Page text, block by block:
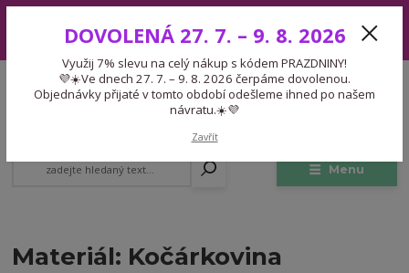
7. – 9. 8. 2026 čerpáme dovolenou. Objednávky přijaté v tomto období
odešleme ihned po našem návratu.☀️💜
Menu
CZK
Expedice 775 866 913
Po-Čt 9-15:30 Pá 9-14:30 Pauza 13-13:45
Materiál: Kočárkovina
DOVOLENÁ 27. 7. – 9. 8. 2026
Využij 7% slevu na celý nákup s kódem PRAZDNINY!
💜☀️Ve dnech 27. 7. – 9. 8. 2026 čerpáme dovolenou.
Objednávky přijaté v tomto období odešleme ihned po našem
návratu.☀️💜
Zavřít